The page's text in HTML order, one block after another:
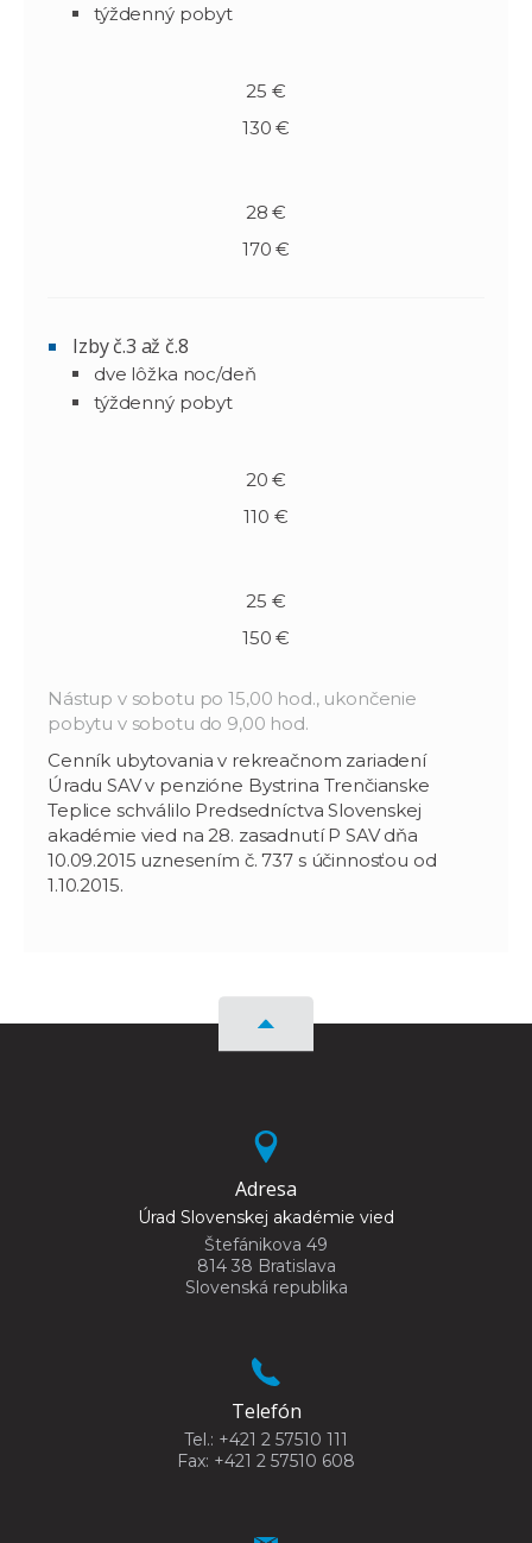
týždenný pobyt
25 €
130 €
28 €
170 €
Izby č.3 až č.8
dve lôžka noc/deň
týždenný pobyt
20 €
110 €
25 €
150 €
Nástup v sobotu po 15,00 hod., ukončenie
pobytu v sobotu do 9,00 hod.
Cenník ubytovania v rekreačnom zariadení
Úradu SAV v penzióne Bystrina Trenčianske
Teplice schválilo Predsedníctva Slovenskej
akadémie vied na 28. zasadnutí P SAV dňa
10.09.2015 uznesením č. 737 s účinnosťou od
1.10.2015.
Adresa
Úrad Slovenskej akadémie vied
Štefánikova 49
814 38 Bratislava
Slovenská republika
Telefón
Tel.: +421 2 57510 111
Fax: +421 2 57510 608